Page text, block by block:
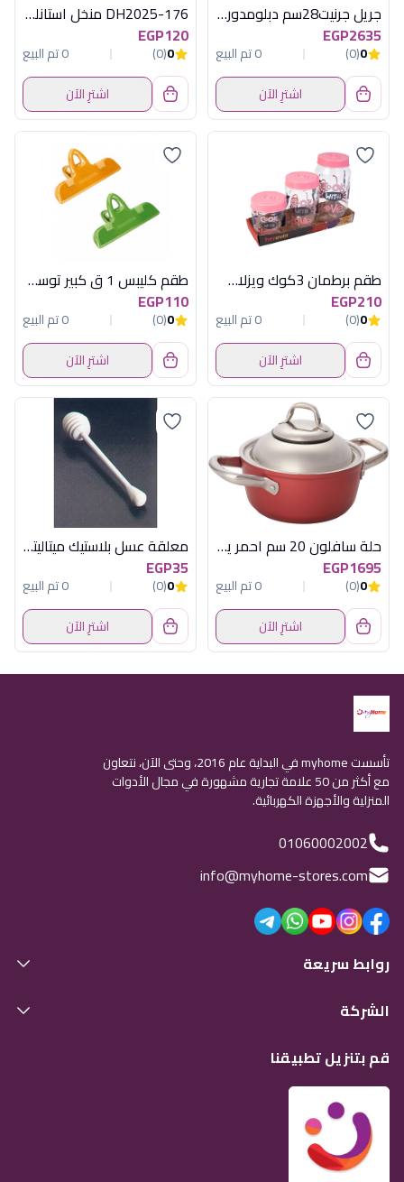
جريل جرنيت28سم دبلومدوراسوداورنيلا كوركم
EGP2635
0
(0)
0 تم البيع
اشترِ الآن
DH2025-176 منخل استانلس صغير ديفا
EGP120
0
(0)
0 تم البيع
اشترِ الآن
طقم برطمان 3كوك ويزلاف غطا بينك هيريفين
EGP210
0
(0)
0 تم البيع
اشترِ الآن
طقم كليبس 1 ق كبير توسكوما
EGP110
0
(0)
0 تم البيع
اشترِ الآن
حلة سافلون 20 سم احمر يد ستيل
EGP1695
0
(0)
0 تم البيع
اشترِ الآن
معلقة عسل بلاستيك ميتاليتكس
EGP35
0
(0)
0 تم البيع
اشترِ الآن
تأسست myhome في البداية عام 2016، وحتى الآن، نتعاون
مع أكثر من 50 علامة تجارية مشهورة في مجال الأدوات
المنزلية والأجهزة الكهربائية.
01060002002
info@myhome-stores.com
روابط سريعة
الشركة
قم بتنزيل تطبيقنا